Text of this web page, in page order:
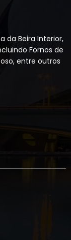
da Beira Interior,
Fornos de
entre outros